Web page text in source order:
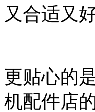
又合适又
更贴心的
机配件店